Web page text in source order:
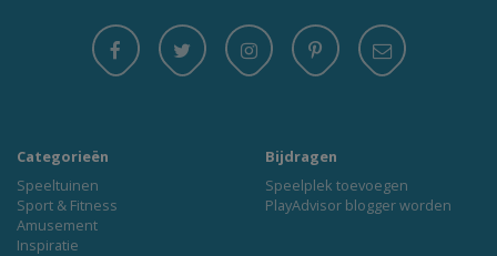
Categorieën
Speeltuinen
Sport & Fitness
Amusement
Inspiratie
Bijdragen
Speelplek toevoegen
PlayAdvisor blogger worden